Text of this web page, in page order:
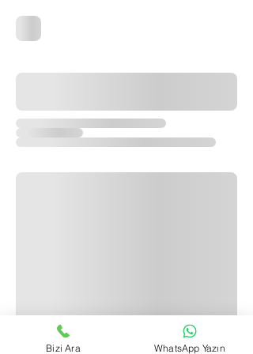
Bizi Ara WhatsApp Yazın